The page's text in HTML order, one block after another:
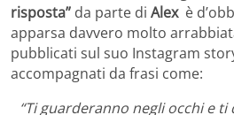
risposta” da parte di Alex è
apparsa davvero molto
pubblicati sul suo Instagram
accompagnati da frasi come:
“Ti guarderanno negli occhi e